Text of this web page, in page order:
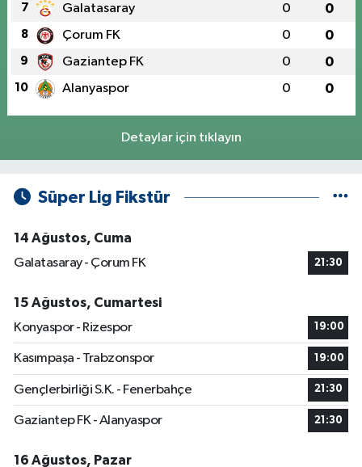
7 Galatasaray 0 0
8 Çorum FK 0 0
9 Gaziantep FK 0 0
10 Alanyaspor 0 0
Detaylar için tıklayın
Süper Lig Fikstür
14 Ağustos, Cuma
Galatasaray - Çorum FK
21:30
15 Ağustos, Cumartesi
Konyaspor - Rizespor
19:00
Kasımpaşa - Trabzonspor 19:00
Gençlerbirliği S.K. - Fenerbahçe 21:30
Gaziantep FK - Alanyaspor 21:30
16 Ağustos, Pazar